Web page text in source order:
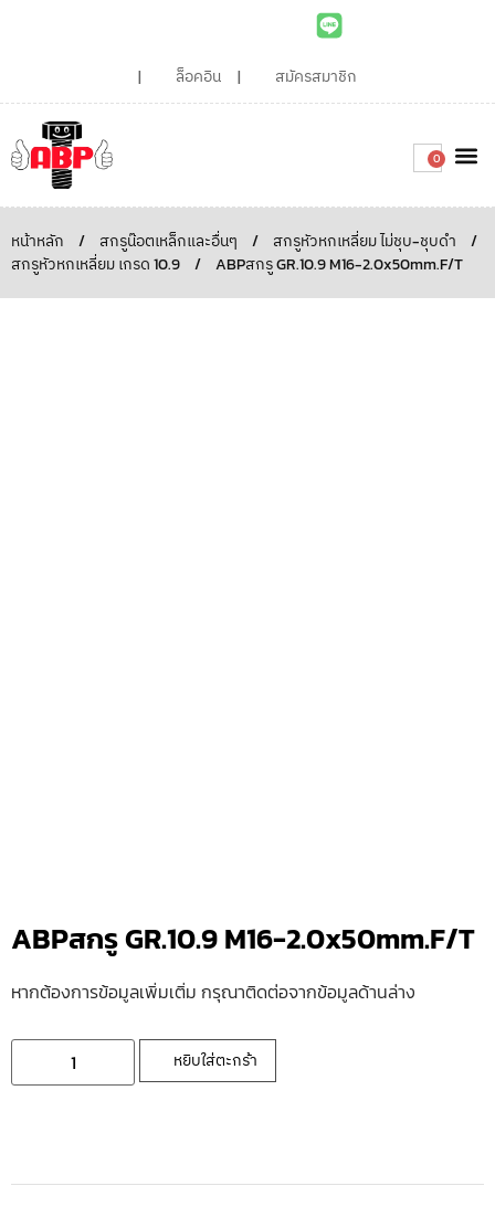
ล็อคอิน สมัครสมาชิก
0
หน้าหลัก / สกรูน๊อตเหล็กและอื่นๆ / สกรูหัวหกเหลี่ยม ไม่ชุบ-ชุบดำ
/
สกรูหัวหกเหลี่ยม เกรด 10.9
/ ABPสกรู GR.10.9 M16-2.0x50mm.F/T
ABPสกรู GR.10.9 M16-2.0x50mm.F/T
หากต้องการข้อมูลเพิ่มเติ่ม กรุณาติดต่อจากข้อมูลด้านล่าง
หยิบใส่ตะกร้า